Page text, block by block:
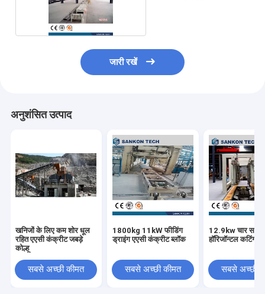
जारी रखें
अनुशंसित उत्पाद
खनिजों के लिए कम शोर धूल
रहित एएसी कंक्रीट जबड़े
कोल्हू
सबसे अच्छी कीमत
1800kg 11kW फीडिंग
ड्राइंग एएसी कंक्रीट ब्लॉक
सबसे अच्छी कीमत
12.9kw चार
हॉरिजॉन्टल कटिंग
सबसे अच्छी